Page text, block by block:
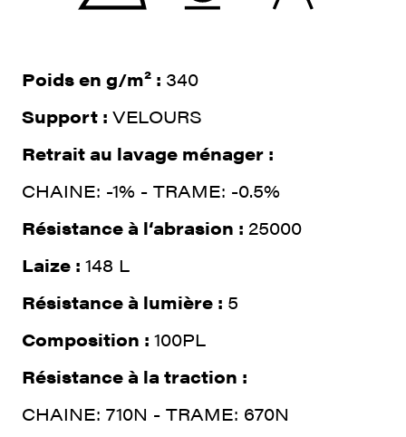
Poids en g/m² : 340
Support : VELOURS
Retrait au lavage ménager :
CHAINE: -1% - TRAME: -0.5%
Résistance à l‘abrasion : 25000
Laize : 148 L
Résistance à lumière : 5
Composition : 100PL
Résistance à la traction :
CHAINE: 710N - TRAME: 670N